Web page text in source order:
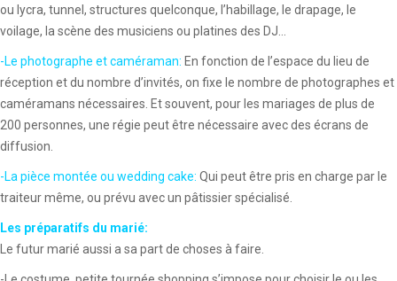
ou lycra, tunnel, structures quelconque, l’habillage, le drapage, le
voilage, la scène des musiciens ou platines des DJ…
-Le photographe et caméraman: En fonction de l’espace du lieu de
réception et du nombre d’invités, on fixe le nombre de photographes et
caméramans nécessaires. Et souvent, pour les mariages de plus de
200 personnes, une régie peut être nécessaire avec des écrans de
diffusion.
-La pièce montée ou wedding cake: Qui peut être pris en charge par le
traiteur même, ou prévu avec un pâtissier spécialisé.
Les préparatifs du marié:
Le futur marié aussi a sa part de choses à faire.